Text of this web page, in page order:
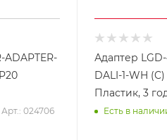
ADAPTER-
Арт.: 024706
Адаптер LGD-
DALI-1-WH
Пластик, 3
Есть в